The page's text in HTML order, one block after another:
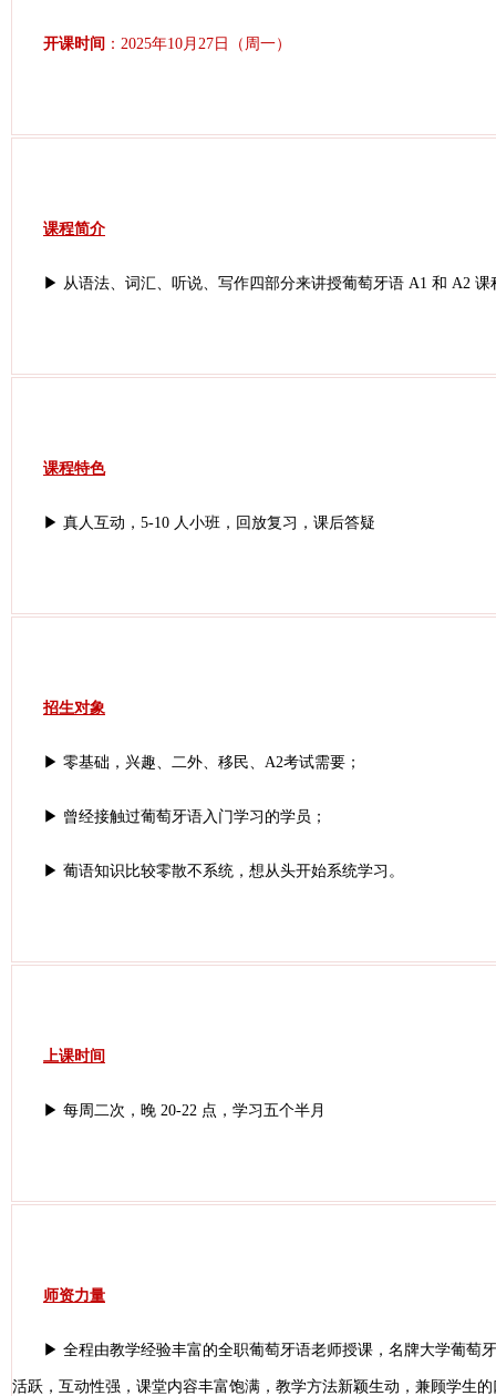
开课时间 ：2025年10月27日（周一）
课程简介
▶ 从语法、词汇、听说、写作四部分来讲授葡萄牙语 A1 和 A2
课程特色
▶ 真人互动，5-10 人小班，回放复习，课后答疑
招生对象
▶ 零基础，兴趣、二外、移民、A2考试需要；
▶ 曾经接触过葡萄牙语入门学习的学员；
▶ 葡语知识比较零散不系统，想从头开始系统学习。
上课时间
▶ 每周二次，晚 20-22 点，学习五个半月
师资力量
▶ 全程由教学经验丰富的全职葡萄牙语老师授课，名牌大学葡萄
活跃，互动性强，课堂内容丰富饱满，教学方法新颖生动，兼顾学生